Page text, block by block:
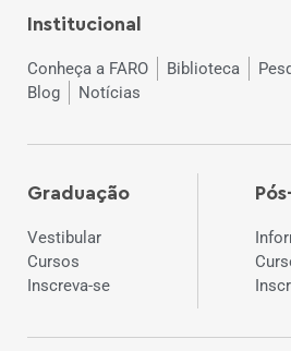
Institucional
Conheça a FARO Biblioteca
Blog
Notícias
Graduação
Vestibular
Cursos
Inscreva-se